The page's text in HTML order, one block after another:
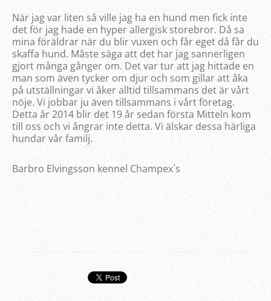
När jag var liten så ville jag ha en hund men fick inte
det för jag hade en hyper allergisk storebror. Då sa
mina föräldrar när du blir vuxen och får eget då får du
skaffa hund. Måste säga att det har jag sannerligen
gjort många gånger om. Det var tur att jag hittade en
man som även tycker om djur och som gillar att åka
på utställningar vi åker alltid tillsammans det är vårt
nöje. Vi jobbar ju även tillsammans i vårt företag.
Detta år 2014 blir det 19 år sedan första Mitteln kom
till oss och vi ångrar inte detta. Vi älskar dessa härliga
hundar vår familj.
Barbro Elvingsson kennel Champex´s